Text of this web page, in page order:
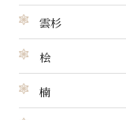
雲杉
桧
楠